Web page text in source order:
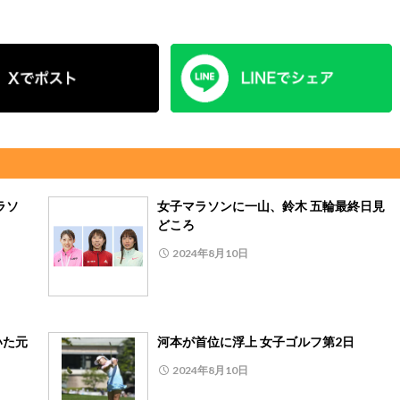
ソ
女子マラソンに一山、鈴木 五輪最終日見
どころ
2024年8月10日
た元 河本が首位に浮上 女子ゴルフ第2日
2024年8月10日